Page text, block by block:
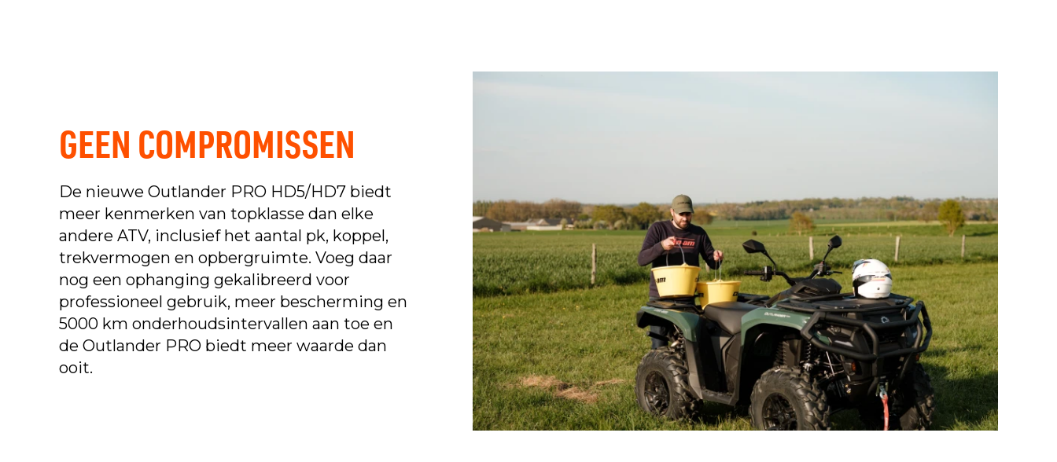
GEEN COMPROMISSEN
De nieuwe Outlander PRO HD5/HD7 biedt
meer kenmerken van topklasse dan elke
andere ATV, inclusief het aantal pk, koppel,
trekvermogen en opbergruimte. Voeg daar
nog een ophanging gekalibreerd voor
professioneel gebruik, meer bescherming en
5000 km onderhoudsintervallen aan toe en
de Outlander PRO biedt meer waarde dan
ooit.